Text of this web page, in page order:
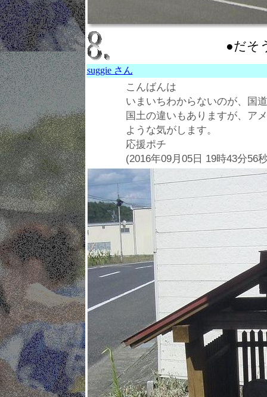
●だそ
suggie さん
こんばんは
いまいちわからないのが、国
国土の違いもありますが、ア
ような気がします。
応援ポチ
(2016年09月05日 19時43分56